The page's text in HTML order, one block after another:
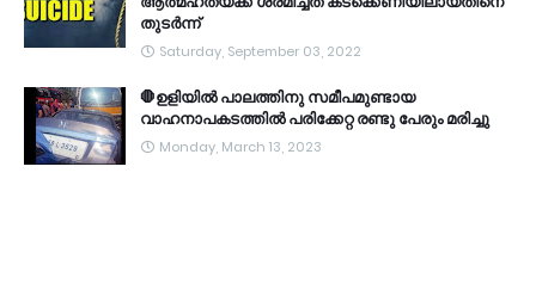
തുടർന്ന്
Saturday, September 03, 2022
🛑ഉളിയിൽ പാലത്തിനു സമീപമുണ്ടായ
വാഹനാപകടത്തിൽ പരിക്കേറ്റ രണ്ടു പേരും മരിച്ചു
Monday, March 13, 2023